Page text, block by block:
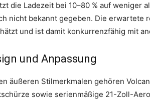
die Ladezeit bei 10–80 % auf weniger
nicht bekannt gegeben. Die erwartete
und ist damit konkurrenzfähig mit
und Anpassung
äußeren Stilmerkmalen gehören
sowie serienmäßige 21-Zoll-